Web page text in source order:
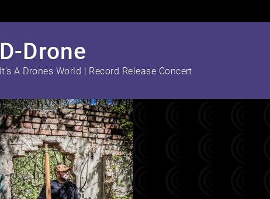
D-Drone
It's A Drones World | Record Release Concert